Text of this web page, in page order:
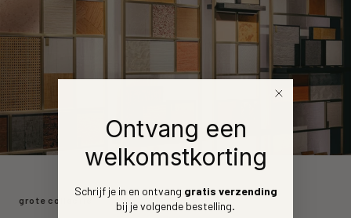
grote collectie
Ontvang een
welkomstkorting
Schrijf je in en ontvang gratis verzending
bij je volgende bestelling.